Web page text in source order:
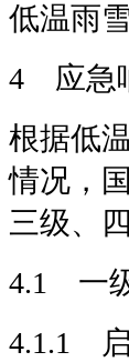
低温雨
4 应急
根据低
情况，
三级、四
4.1 一
4.1.1